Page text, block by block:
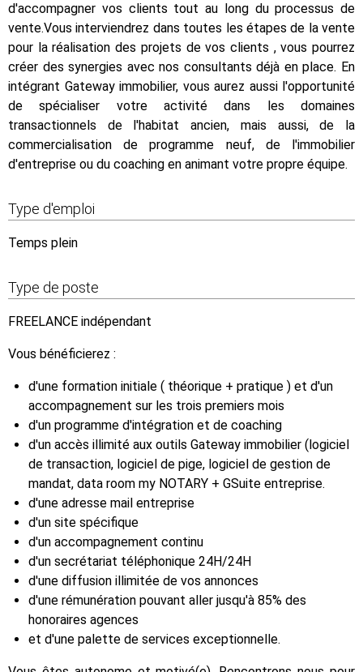
d'accompagner vos clients tout au long du processus de
vente.Vous interviendrez dans toutes les étapes de la vente
pour la réalisation des projets de vos clients , vous pourrez
créer des synergies avec nos consultants déjà en place. En
intégrant Gateway immobilier, vous aurez aussi l'opportunité
de spécialiser votre activité dans les domaines
transactionnels de l'habitat ancien, mais aussi, de la
commercialisation de programme neuf, de l'immobilier
d'entreprise ou du coaching en animant votre propre équipe.
Type d'emploi
Temps plein
Type de poste
FREELANCE indépendant
Vous bénéficierez :
d'une formation initiale ( théorique + pratique ) et d'un
accompagnement sur les trois premiers mois
d'un programme d'intégration et de coaching
d'un accès illimité aux outils Gateway immobilier (logiciel
de transaction, logiciel de pige, logiciel de gestion de
mandat, data room my NOTARY + GSuite entreprise.
d'une adresse mail entreprise
d'un site spécifique
d'un accompagnement continu
d'un secrétariat téléphonique 24H/24H
d'une diffusion illimitée de vos annonces
d'une rémunération pouvant aller jusqu'à 85% des
honoraires agences
et d'une palette de services exceptionnelle.